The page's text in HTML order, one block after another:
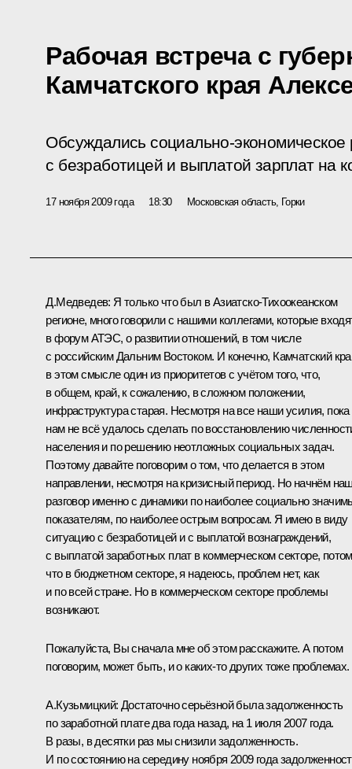
Рабочая встреча с
Камчатского края
Обсуждались социально-экономическое
с безработицей и выплатой зарплат на
17 ноября 2009 года 18:30 Московская область, Горки
Д.Медведев: Я только что был в Азиатско-Тихоокеанском
регионе, много говорили с нашими коллегами, которые
в форум АТЭС, о развитии отношений, в том числе
с российским Дальним Востоком. И конечно, Камчатский
в этом смысле один из приоритетов с учётом того, что,
в общем, край, к сожалению, в сложном положении,
инфраструктура старая. Несмотря на все наши усилия, пока
нам не всё удалось сделать по восстановлению
населения и по решению неотложных социальных задач.
Поэтому давайте поговорим о том, что делается в этом
направлении, несмотря на кризисный период. Но начнём
разговор именно с динамики по наиболее социально
показателям, по наиболее острым вопросам. Я имею в виду
ситуацию с безработицей и с выплатой вознаграждений,
с выплатой заработных плат в коммерческом секторе,
что в бюджетном секторе, я надеюсь, проблем нет, как
и по всей стране. Но в коммерческом секторе проблемы
возникают.
Пожалуйста, Вы сначала мне об этом расскажите. А потом
поговорим, может быть, и о каких‑то других тоже проблемах.
А.Кузьмицкий: Достаточно серьёзной была задолженность
по заработной плате два года назад, на 1 июля 2007 года.
В разы, в десятки раз мы снизили задолженность.
И по состоянию на середину ноября 2009 года